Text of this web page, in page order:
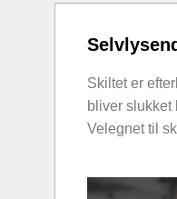
Skiltet er
bliver slukket
Velegnet til